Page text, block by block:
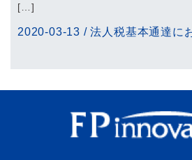
[…]
2020-03-13 /法人税基本通達に